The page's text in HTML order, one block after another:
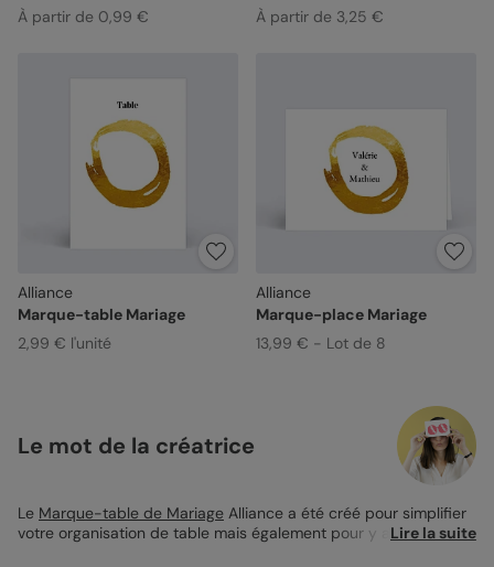
À partir de 0,99 €
À partir de 3,25 €
Alliance
Marque-table Mariage
2,99 € l'unité
Alliance
Marque-place Mariage
13,99 € - Lot de 8
Le mot de la créatrice
Le Marque-table de Mariage Alliance a été créé pour simplifier
votre organisation de table mais également pour y ajouter un
Lire la suite